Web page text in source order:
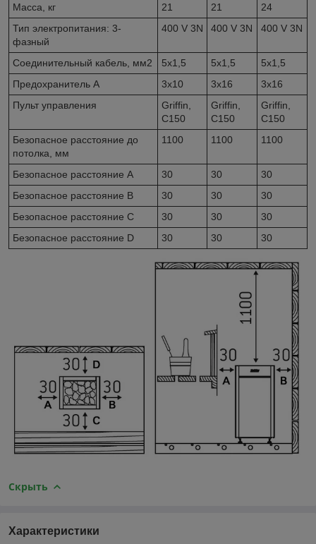
Масса, кг
21 21
24
Тип электропитания: 3-
фазный
400 V 3N 400 V 3N 400 V 3N
Соединительный кабель, мм2 5x1,5 5x1,5
5x1,5
Предохранитель A
3x10 3x16
3x16
Пульт управления
Griffin,
C150
Griffin,
C150
Griffin,
C150
Безопасное расстояние до
потолка, мм
1100 1100 1100
Безопасное расстояние A 30 30
30
Безопасное расстояние B
30 30
30
Безопасное расстояние C
30 30
30
Безопасное расстояние D
30 30 30
Скрыть
Характеристики